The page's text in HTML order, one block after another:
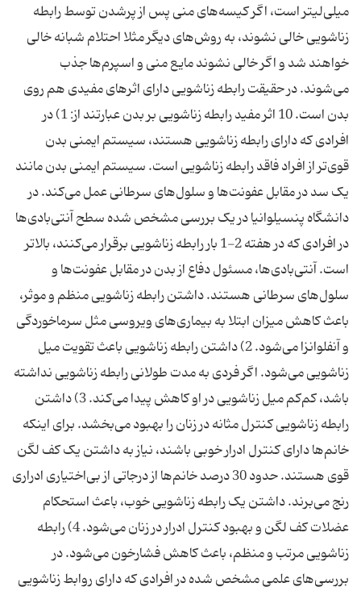
میلی‌لیتر است، اگر کیسه‌های منی پس از پرشدن توسط رابطه
زناشویی خالی نشوند، به روش‌های دیگر مثلا احتلام شبانه خالی
خواهند شد و اگر خالی نشوند مایع منی و اسپرم‌ها جذب
می‌شوند. در حقیقت رابطه زناشویی دارای اثرهای مفیدی هم روی
بدن است. 10 اثر مفید رابطه زناشویی بر بدن عبارتند از: 1) در
افرادی که دارای رابطه زناشویی هستند، سیستم ایمنی بدن
قوی‌تر از افراد فاقد رابطه زناشویی است. سیستم ایمنی بدن مانند
یک سد در مقابل عفونت‌ها و سلول‌های سرطانی عمل می‌کند. در
دانشگاه پنسیلوانیا در یک بررسی مشخص شده سطح آنتی‌بادی‌ها
در افرادی که در هفته 2-1 بار رابطه زناشویی برقرار می‌کنند، بالاتر
است. آنتی‌بادی‌ها، مسئول دفاع از بدن در مقابل عفونت‌ها و
سلول‌های سرطانی هستند. داشتن رابطه زناشویی منظم و موثر،
باعث کاهش میزان ابتلا به بیماری‌های ویروسی مثل سرماخوردگی
و آنفلوانزا می‌شود. 2) داشتن رابطه زناشویی باعث تقویت میل
زناشویی می‌شود. اگر فردی به مدت طولانی رابطه زناشویی نداشته
باشد، کم‌کم میل زناشویی در او کاهش پیدا می‌کند. 3) داشتن
رابطه زناشویی کنترل مثانه در زنان را بهبود می‌بخشد. برای اینکه
خانم‌ها دارای کنترل ادرار خوبی باشند، نیاز به داشتن یک کف لگن
قوی هستند. حدود 30 درصد خانم‌ها از درجاتی از بی‌اختیاری ادراری
رنج می‌برند. داشتن یک رابطه زناشویی خوب، باعث استحکام
عضلات کف لگن و بهبود کنترل ادرار در زنان می‌شود. 4) رابطه
زناشویی مرتب و منظم، باعث کاهش فشارخون می‌شود. در
بررسی‌های علمی مشخص شده در افرادی که دارای روابط زناشویی